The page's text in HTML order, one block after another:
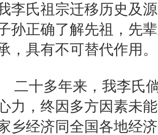
李氏祖宗迁移历史及
孙正确了解先祖，先
，具有不可替代作用。
二十多年来，我李氏
力，终因多方因素未
乡经济同全国各地经